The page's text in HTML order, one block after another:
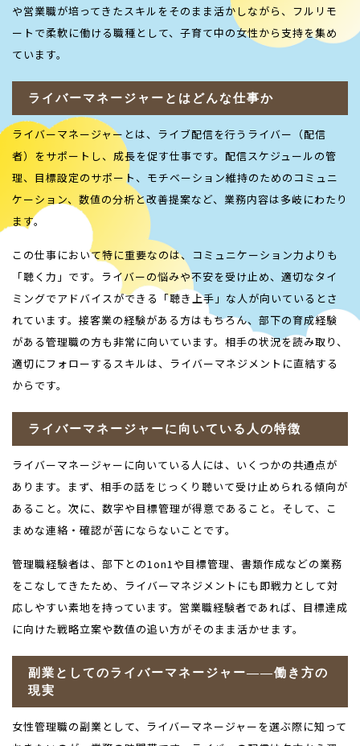
や営業職が培ってきたスキルをそのまま活かしながら、フルリモ
ートで柔軟に働ける職種として、子育て中の女性から支持を集め
ています。
ライバーマネージャーとはどんな仕事か
ライバーマネージャーとは、ライブ配信を行うライバー（配信
者）をサポートし、成長を促す仕事です。配信スケジュールの管
理、目標設定のサポート、モチベーション維持のためのコミュニ
ケーション、数値の分析と改善提案など、業務内容は多岐にわたり
ます。
この仕事において特に重要なのは、コミュニケーション力よりも
「聴く力」です。ライバーの悩みや不安を受け止め、適切なタイ
ミングでアドバイスができる「聴き上手」な人が向いているとさ
れています。接客業の経験がある方はもちろん、部下の育成経験
がある管理職の方も非常に向いています。相手の状況を読み取り、
適切にフォローするスキルは、ライバーマネジメントに直結する
からです。
ライバーマネージャーに向いている人の特徴
ライバーマネージャーに向いている人には、いくつかの共通点が
あります。まず、相手の話をじっくり聴いて受け止められる傾向が
あること。次に、数字や目標管理が得意であること。そして、こ
まめな連絡・確認が苦にならないことです。
管理職経験者は、部下との1on1や目標管理、書類作成などの業務
をこなしてきたため、ライバーマネジメントにも即戦力として対
応しやすい素地を持っています。営業職経験者であれば、目標達成
に向けた戦略立案や数値の追い方がそのまま活かせます。
副業としてのライバーマネージャー――働き方の
現実
女性管理職の副業として、ライバーマネージャーを選ぶ際に知って